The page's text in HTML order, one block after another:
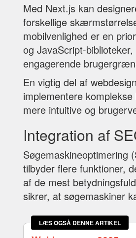
Med Next.js kan
forskellige
mobilvenlighed er en
og JavaScript-
engagerende
En vigtig del af
implementere
mere intuitive og
Integration af
Søgemaskineoptimering
tilbyder flere funktioner,
af de mest
sikrer, at søgemaskiner
LÆS OGSÅ DENNE ARTIKEL